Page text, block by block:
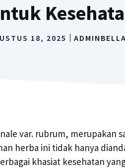
18, 2025 ADMINBELLA
var. rubrum, merupakan
herba ini tidak hanya
khasiat kesehatan